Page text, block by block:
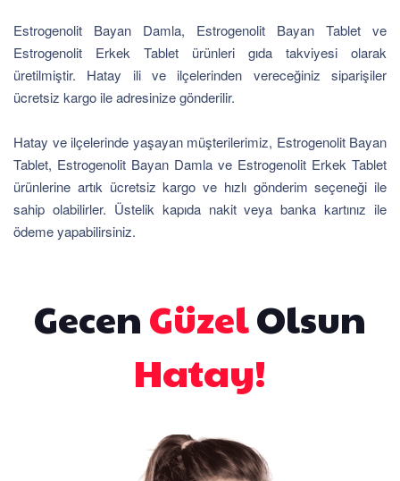
Estrogenolit Bayan Damla, Estrogenolit Bayan Tablet ve
Estrogenolit Erkek Tablet ürünleri gıda takviyesi olarak
üretilmiştir. Hatay ili ve ilçelerinden vereceğiniz siparişiler
ücretsiz kargo ile adresinize gönderilir.
Hatay ve ilçelerinde yaşayan müşterilerimiz, Estrogenolit Bayan
Tablet, Estrogenolit Bayan Damla ve Estrogenolit Erkek Tablet
ürünlerine artık ücretsiz kargo ve hızlı gönderim seçeneği ile
sahip olabilirler. Üstelik kapıda nakit veya banka kartınız ile
ödeme yapabilirsiniz.
GecenGüzelOlsun
Hatay!